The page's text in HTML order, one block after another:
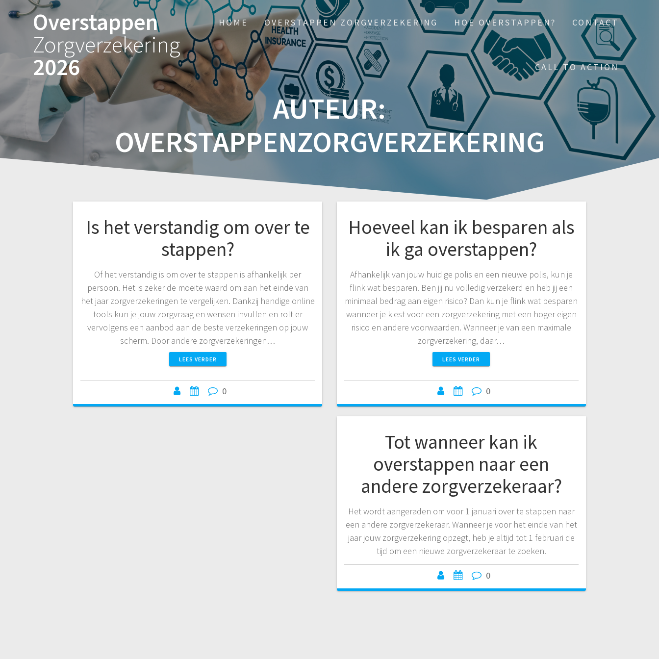
naar
Overstappen
Zorgverzekering
2026
HOME OVERSTAPPEN ZORGVERZEKERING HOE OVERSTAPPEN? CONTACT
CALL TO ACTION
AUTEUR:
OVERSTAPPENZORGVERZEKERING
Is het verstandig om over te
stappen?
Of het verstandig is om over te stappen is afhankelijk per
persoon. Het is zeker de moeite waard om aan het einde van
het jaar zorgverzekeringen te vergelijken. Dankzij handige online
tools kun je jouw zorgvraag en wensen invullen en rolt er
vervolgens een aanbod aan de beste verzekeringen op jouw
scherm. Door andere zorgverzekeringen…
LEES VERDER
0
Hoeveel kan ik besparen als
ik ga overstappen?
Afhankelijk van jouw huidige polis en een nieuwe polis, kun je
flink wat besparen. Ben jij nu volledig verzekerd en heb jij een
minimaal bedrag aan eigen risico? Dan kun je flink wat besparen
wanneer je kiest voor een zorgverzekering met een hoger eigen
risico en andere voorwaarden. Wanneer je van een maximale
zorgverzekering, daar…
LEES VERDER
0
Tot wanneer kan ik
overstappen naar een
andere zorgverzekeraar?
Het wordt aangeraden om voor 1 januari over te stappen naar
een andere zorgverzekeraar. Wanneer je voor het einde van het
jaar jouw zorgverzekering opzegt, heb je altijd tot 1 februari de
tijd om een nieuwe zorgverzekeraar te zoeken.
0